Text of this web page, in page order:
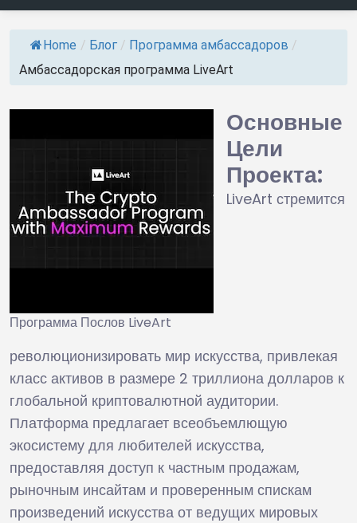
Home / Блог / Программа амбассадоров /
Амбассадорская программа LiveArt
Программа Послов LiveArt
Основные
Цели
Проекта:
LiveArt стремится
революционизировать мир искусства, привлекая
класс активов в размере 2 триллиона долларов к
глобальной криптовалютной аудитории.
Платформа предлагает всеобъемлющую
экосистему для любителей искусства,
предоставляя доступ к частным продажам,
рыночным инсайтам и проверенным спискам
произведений искусства от ведущих мировых